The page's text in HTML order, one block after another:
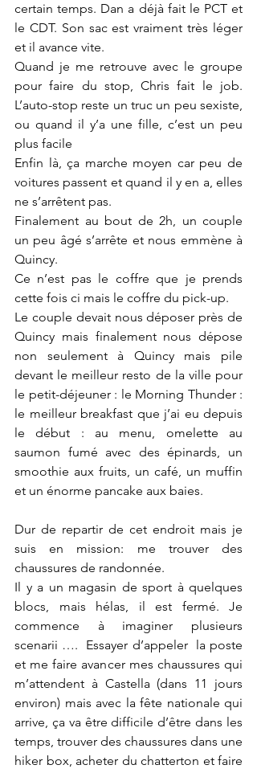
certain temps. Dan a déjà fait le PCT et
le CDT. Son sac est vraiment très léger
et il avance vite.
Quand je me retrouve avec le groupe
pour faire du stop, Chris fait le job.
L’auto-stop reste un truc un peu sexiste,
ou quand il y’a une fille, c’est un peu
plus facile
Enfin là, ça marche moyen car peu de
voitures passent et quand il y en a, elles
ne s’arrêtent pas.
Finalement au bout de 2h, un couple
un peu âgé s’arrête et nous emmène à
Quincy.
Ce n’est pas le coffre que je prends
cette fois ci mais le coffre du pick-up.
Le couple devait nous déposer près de
Quincy mais finalement nous dépose
non seulement à Quincy mais pile
devant le meilleur resto de la ville pour
le petit-déjeuner : le Morning Thunder :
le meilleur breakfast que j’ai eu depuis
le début : au menu, omelette au
saumon fumé avec des épinards, un
smoothie aux fruits, un café, un muffin
et un énorme pancake aux baies.
Dur de repartir de cet endroit mais je
suis en mission: me trouver des
chaussures de randonnée.
Il y a un magasin de sport à quelques
blocs, mais hélas, il est fermé. Je
commence à imaginer plusieurs
scenarii ….  Essayer d’appeler  la poste
et me faire avancer mes chaussures qui
m’attendent à Castella (dans 11 jours
environ) mais avec la fête nationale qui
arrive, ça va être difficile d’être dans les
temps, trouver des chaussures dans une
hiker box, acheter du chatterton et faire